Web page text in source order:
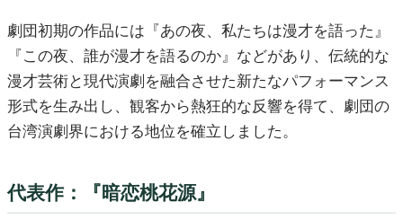
劇団初期の作品には『あの夜、私たちは漫才を語った』
『この夜、誰が漫才を語るのか』などがあり、伝統的な
漫才芸術と現代演劇を融合させた新たなパフォーマンス
形式を生み出し、観客から熱狂的な反響を得て、劇団の
台湾演劇界における地位を確立しました。
代表作：『暗恋桃花源』